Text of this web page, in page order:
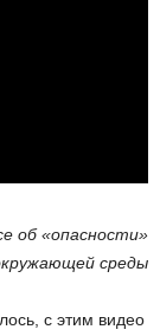
об «опасности»
среды
с этим видео